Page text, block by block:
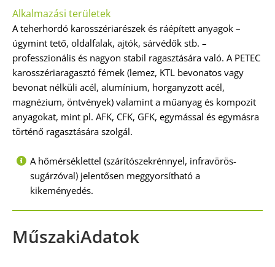
Alkalmazási területek
A teherhordó karosszériarészek és ráépített anyagok –
úgymint tető, oldalfalak, ajtók, sárvédők stb. –
professzionális és nagyon stabil ragasztására való. A PETEC
karosszériaragasztó fémek (lemez, KTL bevonatos vagy
bevonat nélküli acél, alumínium, horganyzott acél,
magnézium, öntvények) valamint a műanyag és kompozit
anyagokat, mint pl. AFK, CFK, GFK, egymással és egymásra
történő ragasztására szolgál.
A hőmérséklettel (szárítószekrénnyel, infravörös-
sugárzóval) jelentősen meggyorsítható a
kikeményedés.
MűszakiAdatok